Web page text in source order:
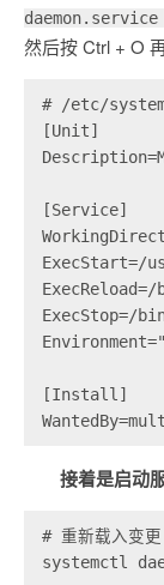
daemon.service
然后按 Ctrl + O
# /etc/
[Unit]
[Service]
ExecStart=/
ExecStop=/
[Install]
接着是启动
# 重新载入变更
systemctl